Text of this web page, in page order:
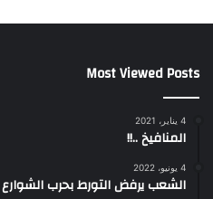
Most Viewed Posts
4 يناير، 2021
المنافيخ ..!!
4 يونيو، 2022
الشعب يرفض التورط بحرب الشوارع